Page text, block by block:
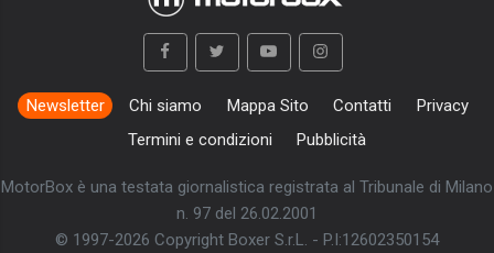
Newsletter Chi siamo Mappa Sito Contatti
Privacy
Termini e condizioni
Pubblicità
MotorBox è una testata giornalistica registrata al Tribunale di Milano
n. 97 del 26.02.2001
© 1997-2026 Copyright Boxer S.r.L. - P.I:12602350154